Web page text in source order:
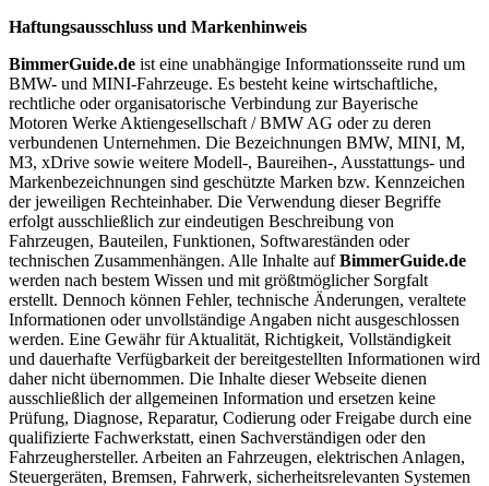
Haftungsausschluss und Markenhinweis
BimmerGuide.de ist eine unabhängige Informationsseite rund um
BMW- und MINI-Fahrzeuge. Es besteht keine wirtschaftliche,
rechtliche oder organisatorische Verbindung zur Bayerische
Motoren Werke Aktiengesellschaft / BMW AG oder zu deren
verbundenen Unternehmen. Die Bezeichnungen BMW, MINI, M,
M3, xDrive sowie weitere Modell-, Baureihen-, Ausstattungs- und
Markenbezeichnungen sind geschützte Marken bzw. Kennzeichen
der jeweiligen Rechteinhaber. Die Verwendung dieser Begriffe
erfolgt ausschließlich zur eindeutigen Beschreibung von
Fahrzeugen, Bauteilen, Funktionen, Softwareständen oder
technischen Zusammenhängen. Alle Inhalte aufBimmerGuide.de
werden nach bestem Wissen und mit größtmöglicher Sorgfalt
erstellt. Dennoch können Fehler, technische Änderungen, veraltete
Informationen oder unvollständige Angaben nicht ausgeschlossen
werden. Eine Gewähr für Aktualität, Richtigkeit, Vollständigkeit
und dauerhafte Verfügbarkeit der bereitgestellten Informationen wird
daher nicht übernommen. Die Inhalte dieser Webseite dienen
ausschließlich der allgemeinen Information und ersetzen keine
Prüfung, Diagnose, Reparatur, Codierung oder Freigabe durch eine
qualifizierte Fachwerkstatt, einen Sachverständigen oder den
Fahrzeughersteller. Arbeiten an Fahrzeugen, elektrischen Anlagen,
Steuergeräten, Bremsen, Fahrwerk, sicherheitsrelevanten Systemen